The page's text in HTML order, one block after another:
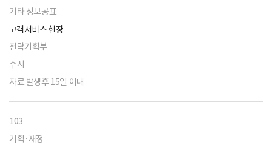
기타 정보공표
고객서비스 헌장
전략기획부
수시
자료 발생후 15일 이내
103
기획·재정